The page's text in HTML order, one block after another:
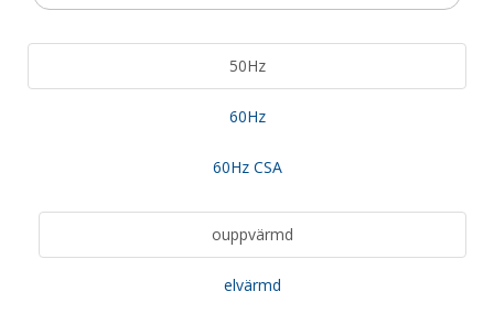
50Hz
60Hz
60Hz CSA
ouppvärmd
elvärmd